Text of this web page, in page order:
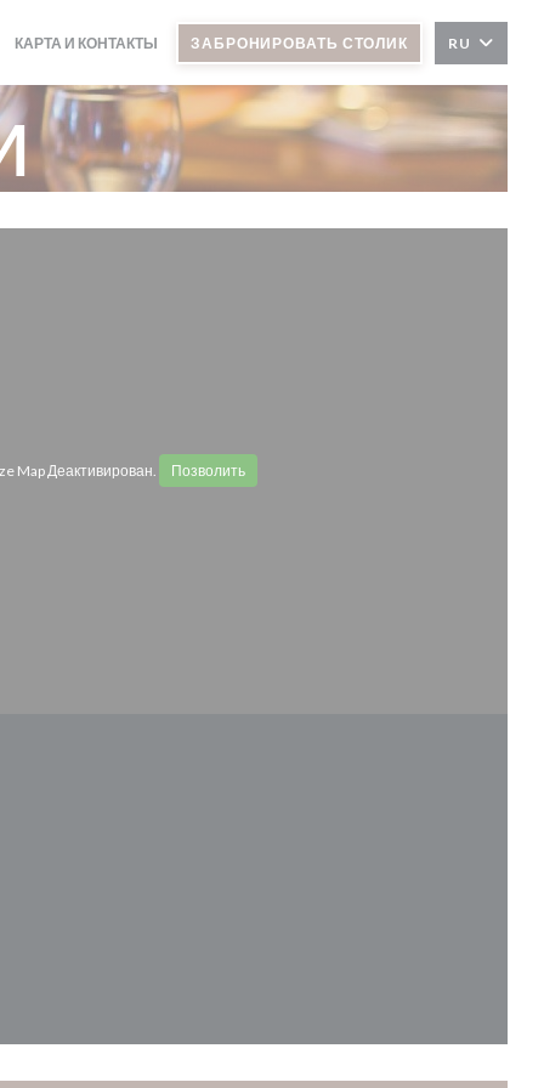
КАРТА И КОНТАКТЫ ЗАБРОНИРОВАТЬ СТОЛИК RU
Map Деактивирован. Позволить